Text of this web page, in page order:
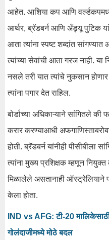
आहेत. आशिया कप आणि वर्ल्डकपमध्ये
आर्थर, ब्रॅडबर्न आणि अँड्र्यू पुटिक
आता त्यांना स्पष्ट शब्दांत
त्यांच्या सेवांची आता गरज नाही. या
नसले तरी यात त्यांचे नुकसान
त्यांना पगार देत राहिल.
बोर्डाच्या अधिकाऱ्याने सांगितले
करार करण्याआधी
होती. ब्रॅडबर्न यांनीही पीसीबीला
त्यांना मुख्य प्रशिक्षक म्हणून
मिळालेले असतानाही ऑस्ट्रेलियाने
केला होता.
IND vs AFG: टी-20
गोलंदाजीमध्ये मोठे बदल